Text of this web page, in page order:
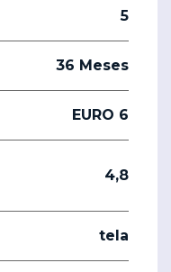
5
36 Meses
EURO 6
4,8
tela